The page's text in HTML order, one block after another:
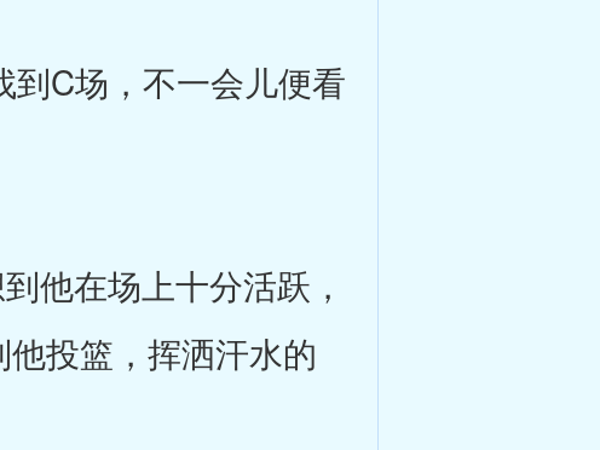
C场，不一会儿便看
他在场上十分活跃，
投篮，挥洒汗水的